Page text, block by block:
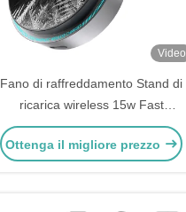
Video
Fano di raffreddamento Stand di
ricarica wireless 15w Fast
Charging Car Magsafe Charger
Ottenga il migliore prezzo